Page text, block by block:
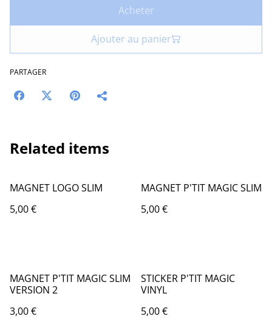
Acheter
Ajouter au panier
PARTAGER
Related items
MAGNET LOGO SLIM
5,00 €
MAGNET P'TIT MAGIC SLIM
5,00 €
MAGNET P'TIT MAGIC SLIM
VERSION 2
3,00 €
STICKER P'TIT MAGIC
VINYL
5,00 €